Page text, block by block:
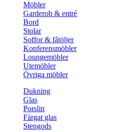
Möbler
Garderob & entré
Bord
Stolar
Soffor & fåtöljer
Konferensmöbler
Loungemöbler
Utemöbler
Övriga möbler
Dukning
Glas
Porslin
Färgat glas
Stengods